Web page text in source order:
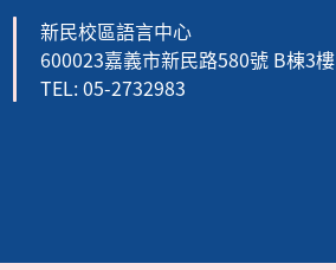
新民校區語言中心
600023嘉義市新民路580號 B棟3樓
TEL: 05-2732983